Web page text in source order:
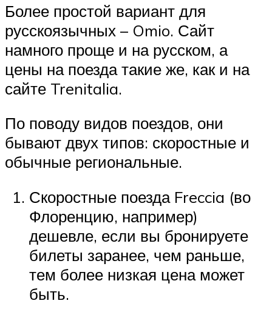
Более простой вариант для
русскоязычных – Omio. Сайт
намного проще и на русском, а
цены на поезда такие же, как и на
сайте Trenitalia.
По поводу видов поездов, они
бывают двух типов: скоростные и
обычные региональные.
Скоростные поезда Freccia (во
Флоренцию, например)
дешевле, если вы бронируете
билеты заранее, чем раньше,
тем более низкая цена может
быть.